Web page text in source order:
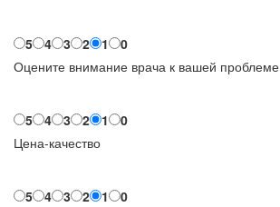
5 4 3 2 1
0
Оцените внимание врача к вашей проблеме
5 4 3 2 1
0
Цена-качество
5 4 3 2 1 0